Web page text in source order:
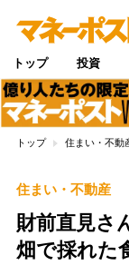
トップ 投資
トップ 住まい・不動
住まい・不動産
財前直見さ
畑で採れた